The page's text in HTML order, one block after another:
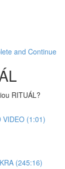
and Continue
RITUÁL?
VIDEO (1:01)
(245:16)